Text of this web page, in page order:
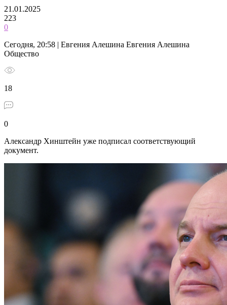
21.01.2025
223
0
Сегодня, 20:58 | Евгения Алешина Евгения Алешина
Общество
18
0
Александр Хинштейн уже подписал соответствующий
документ.